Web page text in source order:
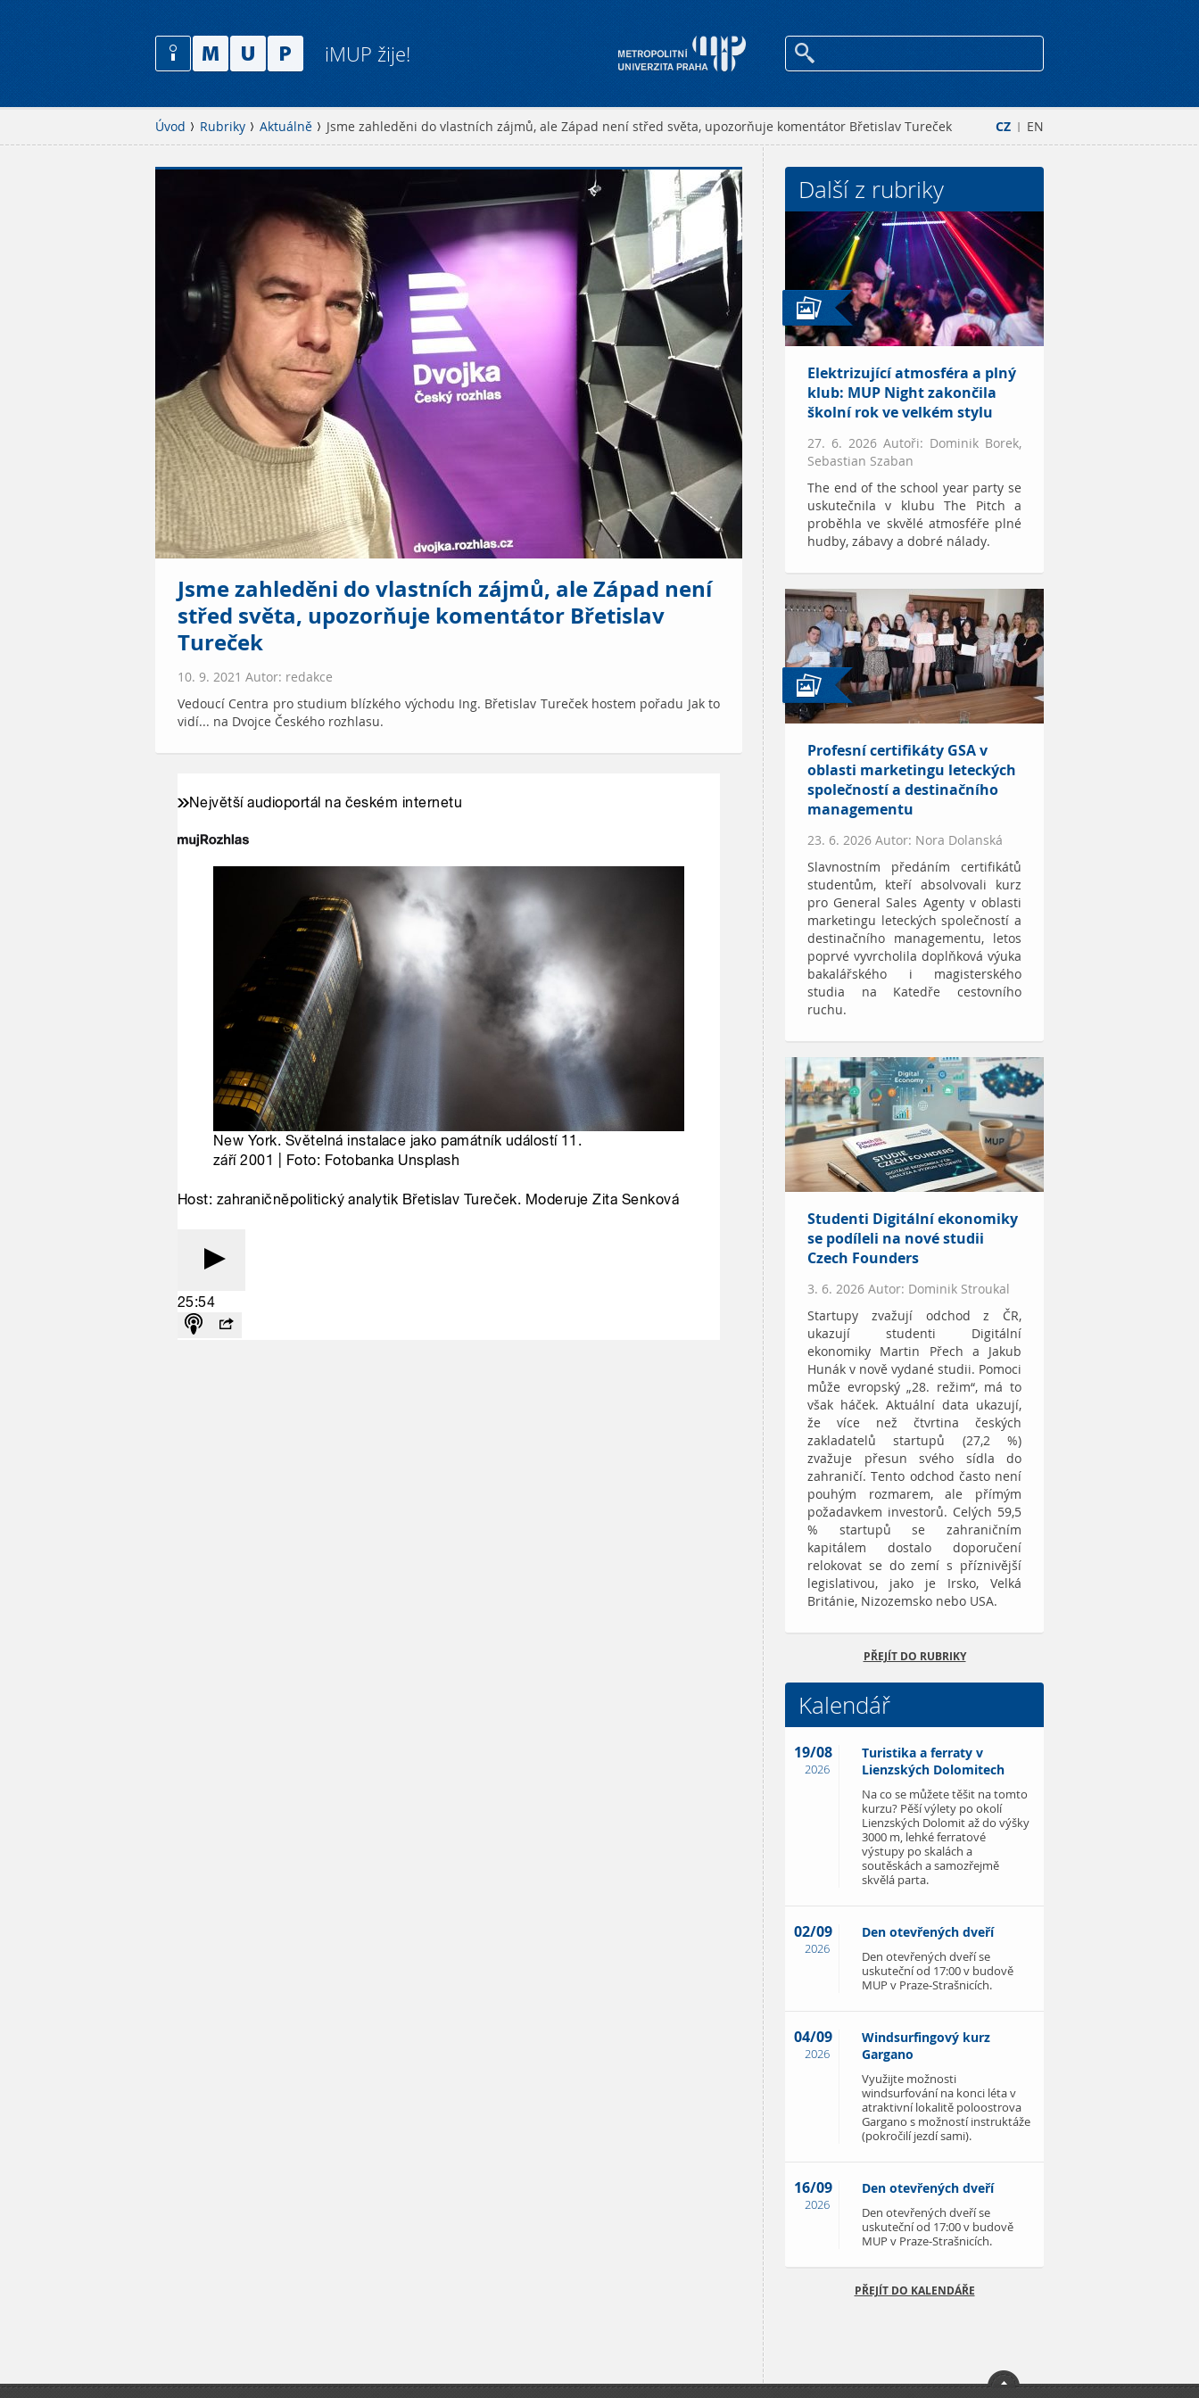
iMUP žije!
CZ | EN
Úvod Rubriky Aktuálně Jsme zahleděni do vlastních zájmů, ale Západ není střed světa, upozorňuje komentátor Břetislav Tureček
Jsme zahleděni do vlastních zájmů, ale Západ není
střed světa, upozorňuje komentátor Břetislav
Tureček
10. 9. 2021 Autor: redakce
Vedoucí Centra pro studium blízkého východu Ing. Břetislav Tureček hostem pořadu Jak to
vidí... na Dvojce Českého rozhlasu.
Další z rubriky
Elektrizující atmosféra a plný
klub: MUP Night zakončila
školní rok ve velkém stylu
27. 6. 2026 Autoři: Dominik Borek,
Sebastian Szaban
The end of the school year party se
uskutečnila v klubu The Pitch a
proběhla ve skvělé atmosféře plné
hudby, zábavy a dobré nálady.
Profesní certifikáty GSA v
oblasti marketingu leteckých
společností a destinačního
managementu
23. 6. 2026 Autor: Nora Dolanská
Slavnostním předáním certifikátů
studentům, kteří absolvovali kurz
pro General Sales Agenty v oblasti
marketingu leteckých společností a
destinačního managementu, letos
poprvé vyvrcholila doplňková výuka
bakalářského i magisterského
studia na Katedře cestovního
ruchu.
Studenti Digitální ekonomiky
se podíleli na nové studii
Czech Founders
3. 6. 2026 Autor: Dominik Stroukal
Startupy zvažují odchod z ČR,
ukazují studenti Digitální
ekonomiky Martin Přech a Jakub
Hunák v nově vydané studii. Pomoci
může evropský „28. režim“, má to
však háček. Aktuální data ukazují,
že více než čtvrtina českých
zakladatelů startupů (27,2 %)
zvažuje přesun svého sídla do
zahraničí. Tento odchod často není
pouhým rozmarem, ale přímým
požadavkem investorů. Celých 59,5
% startupů se zahraničním
kapitálem dostalo doporučení
relokovat se do zemí s příznivější
legislativou, jako je Irsko, Velká
Británie, Nizozemsko nebo USA.
PŘEJÍT DO RUBRIKY
Kalendář
19/08
2026
Turistika a ferraty v
Lienzských Dolomitech
Na co se můžete těšit na tomto
kurzu? Pěší výlety po okolí
Lienzských Dolomit až do výšky
3000 m, lehké ferratové
výstupy po skalách a
soutěskách a samozřejmě
skvělá parta.
02/09
2026
Den otevřených dveří
Den otevřených dveří se
uskuteční od 17:00 v budově
MUP v Praze-Strašnicích.
04/09
2026
Windsurfingový kurz
Gargano
Využijte možnosti
windsurfování na konci léta v
atraktivní lokalitě poloostrova
Gargano s možností instruktáže
(pokročilí jezdí sami).
16/09
2026
Den otevřených dveří
Den otevřených dveří se
uskuteční od 17:00 v budově
MUP v Praze-Strašnicích.
PŘEJÍT DO KALENDÁŘE